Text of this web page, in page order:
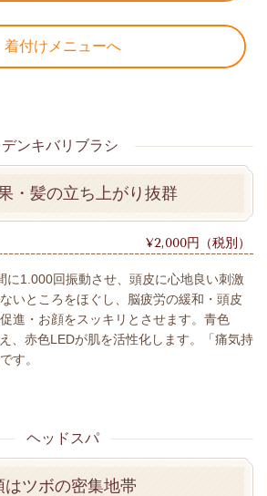
着付けメニューへ
デンキバリブラシ
・髪の立ち上がり抜群
¥2,000円（税別）
に1.000回振動させ、頭皮に心地良い刺激
いところをほぐし、脳疲労の緩和・頭皮
進・お顔をスッキリとさせます。青色
、赤色LEDが肌を活性化します。「痛気持
す。
ヘッドスパ
はツボの密集地帯